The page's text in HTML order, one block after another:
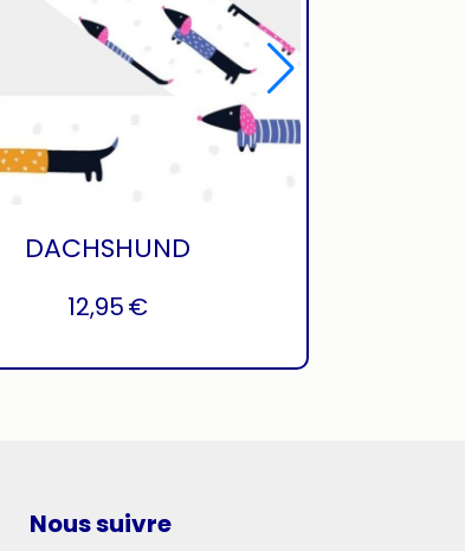
DACHSHUND
12,95€
Nous suivre